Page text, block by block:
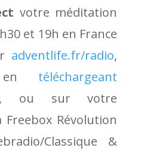
votre méditation
et 19h en France
adventlife.fr/radio,
en téléchargeant
, ou sur votre
Freebox Révolution
Classique &